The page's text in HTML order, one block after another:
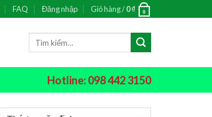
FAQ Đăng nhập Giỏ hàng /0₫ 0
Hotline: 098 442 3150